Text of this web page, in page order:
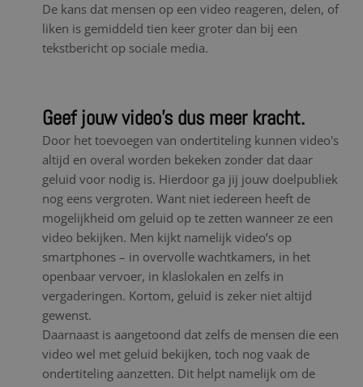
De kans dat mensen op een video reageren, delen, of
liken is gemiddeld tien keer groter dan bij een
tekstbericht op sociale media.
Geef jouw video’s dus meer kracht.
Door het toevoegen van ondertiteling kunnen video's
altijd en overal worden bekeken zonder dat daar
geluid voor nodig is. Hierdoor ga jij jouw doelpubliek
nog eens vergroten. Want niet iedereen heeft de
mogelijkheid om geluid op te zetten wanneer ze een
video bekijken. Men kijkt namelijk video’s op
smartphones – in overvolle wachtkamers, in het
openbaar vervoer, in klaslokalen en zelfs in
vergaderingen. Kortom, geluid is zeker niet altijd
gewenst.
Daarnaast is aangetoond dat zelfs de mensen die een
video wel met geluid bekijken, toch nog vaak de
ondertiteling aanzetten. Dit helpt namelijk om de